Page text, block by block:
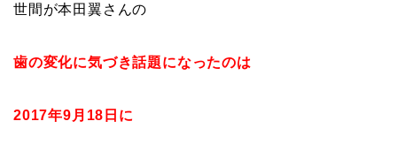
世間が本田翼さんの
歯の変化に気づき話題になったのは
2017年9月18日に